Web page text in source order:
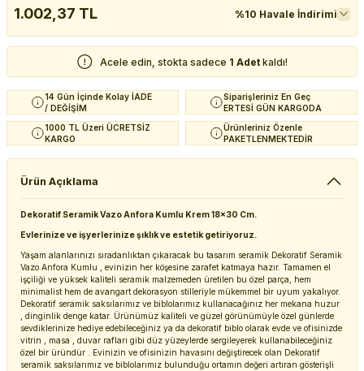
1.002,37 TL %10 Havale İndirimi
Acele edin, stokta sadece 1 Adet kaldı!
14 Gün İçinde Kolay İADE
/ DEĞİŞİM
Siparişleriniz En Geç
ERTESİ GÜN KARGODA
1000 TL Üzeri ÜCRETSİZ
KARGO
Ürünleriniz Özenle
PAKETLENMEKTEDİR
Ürün Açıklama
Dekoratif Seramik Vazo Anfora Kumlu Krem 18x30 Cm.
Evlerinize ve işyerlerinize şıklık ve estetik getiriyoruz.
Yaşam alanlarınızı sıradanlıktan çıkaracak bu tasarım seramik Dekoratif Seramik
Vazo Anfora Kumlu , evinizin her köşesine zarafet katmaya hazır. Tamamen el
işçiliği ve yüksek kaliteli seramik malzemeden üretilen bu özel parça, hem
minimalist hem de avangart dekorasyon stilleriyle mükemmel bir uyum yakalıyor.
Dekoratif seramik saksılarımız ve biblolarımız kullanacağınız her mekana huzur
, dinginlik denge katar. Ürünümüz kaliteli ve güzel görünümüyle özel günlerde
sevdiklerinize hediye edebileceğiniz ya da dekoratif biblo olarak evde ve ofisinizde
vitrin , masa , duvar rafları gibi düz yüzeylerde sergileyerek kullanabileceğiniz
özel bir üründür . Evinizin ve ofisinizin havasını değiştirecek olan Dekoratif
seramik saksılarımız ve biblolarımız bulunduğu ortamın değeri artıran gösterişli